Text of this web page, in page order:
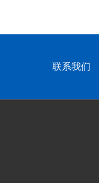
联系我们